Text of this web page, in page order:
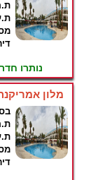
נותרו
מלון אמריקנה